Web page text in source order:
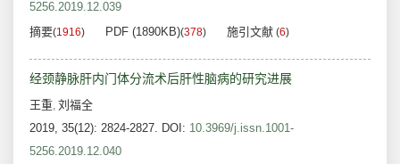
5256.2019.12.039
摘要(1916) PDF (1890KB)(378) 施引文献 (6)
经颈静脉肝内门体分流术后肝性脑病的研究进展
王重, 刘福全
2019, 35(12): 2824-2827. DOI: 10.3969/j.issn.1001-
5256.2019.12.040